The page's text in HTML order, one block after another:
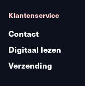
Klantenservice
Contact
Digitaal lezen
Verzending